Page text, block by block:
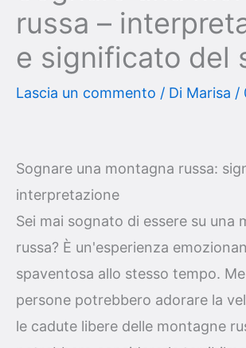
russa –
e significato del
Lascia un commento / Di Marisa /
Sognare una montagna russa:
interpretazione
Sei mai sognato di essere su una
russa? È un'esperienza
spaventosa allo stesso tempo.
persone potrebbero adorare la
le cadute libere delle montagne